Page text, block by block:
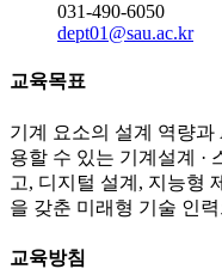
031-490-6050
dept01@sau.ac.kr
교육목표
기계 요소의 설계 역량
용할 수 있는 기계설계 ·
고, 디지털 설계, 지능형
을 갖춘 미래형 기술 인
교육방침